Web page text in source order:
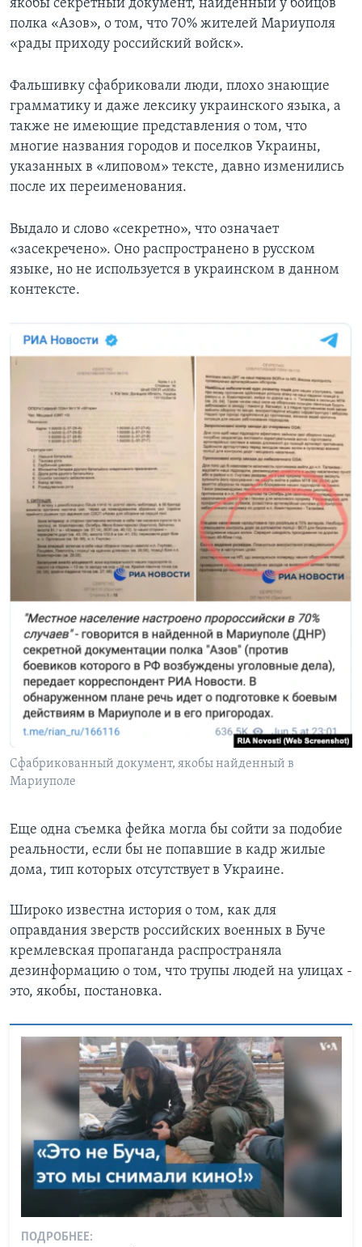
якобы секретный документ, найденный у бойцов
полка «Азов», о том, что 70% жителей Мариуполя
«рады приходу российский войск».
Фальшивку сфабриковали люди, плохо знающие
грамматику и даже лексику украинского языка, а
также не имеющие представления о том, что
многие названия городов и поселков Украины,
указанных в «липовом» тексте, давно изменились
после их переименования.
Выдало и слово «cекретно», что означает
«засекречено». Оно распространено в русском
языке, но не используется в украинском в данном
контексте.
Сфабрикованный документ, якобы найденный в
Мариуполе
Еще одна съемка фейка могла бы сойти за подобие
реальности, если бы не попавшие в кадр жилые
дома, тип которых отсутствует в Украине.
Широко известна история о том, как для
оправдания зверств российских военных в Буче
кремлевская пропаганда распространяла
дезинформацию о том, что трупы людей на улицах -
это, якобы, постановка.
ПОДРОБНЕЕ: